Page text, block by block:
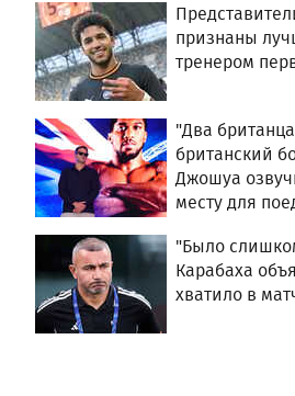
признаны
тренером
"Два
британский
Джошуа
месту для
"Было
Карабаха
хватило в